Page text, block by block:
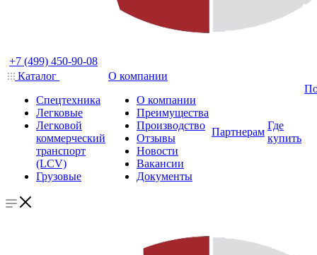
+7 (499) 450-90-08
Каталог
Спецтехника
Легковые
Легковой
коммерческий
транспорт
(LCV)
Грузовые
О компании
О компании
Преимущества
Производство
Отзывы
Новости
Вакансии
Документы
Партнерам
Где
купить